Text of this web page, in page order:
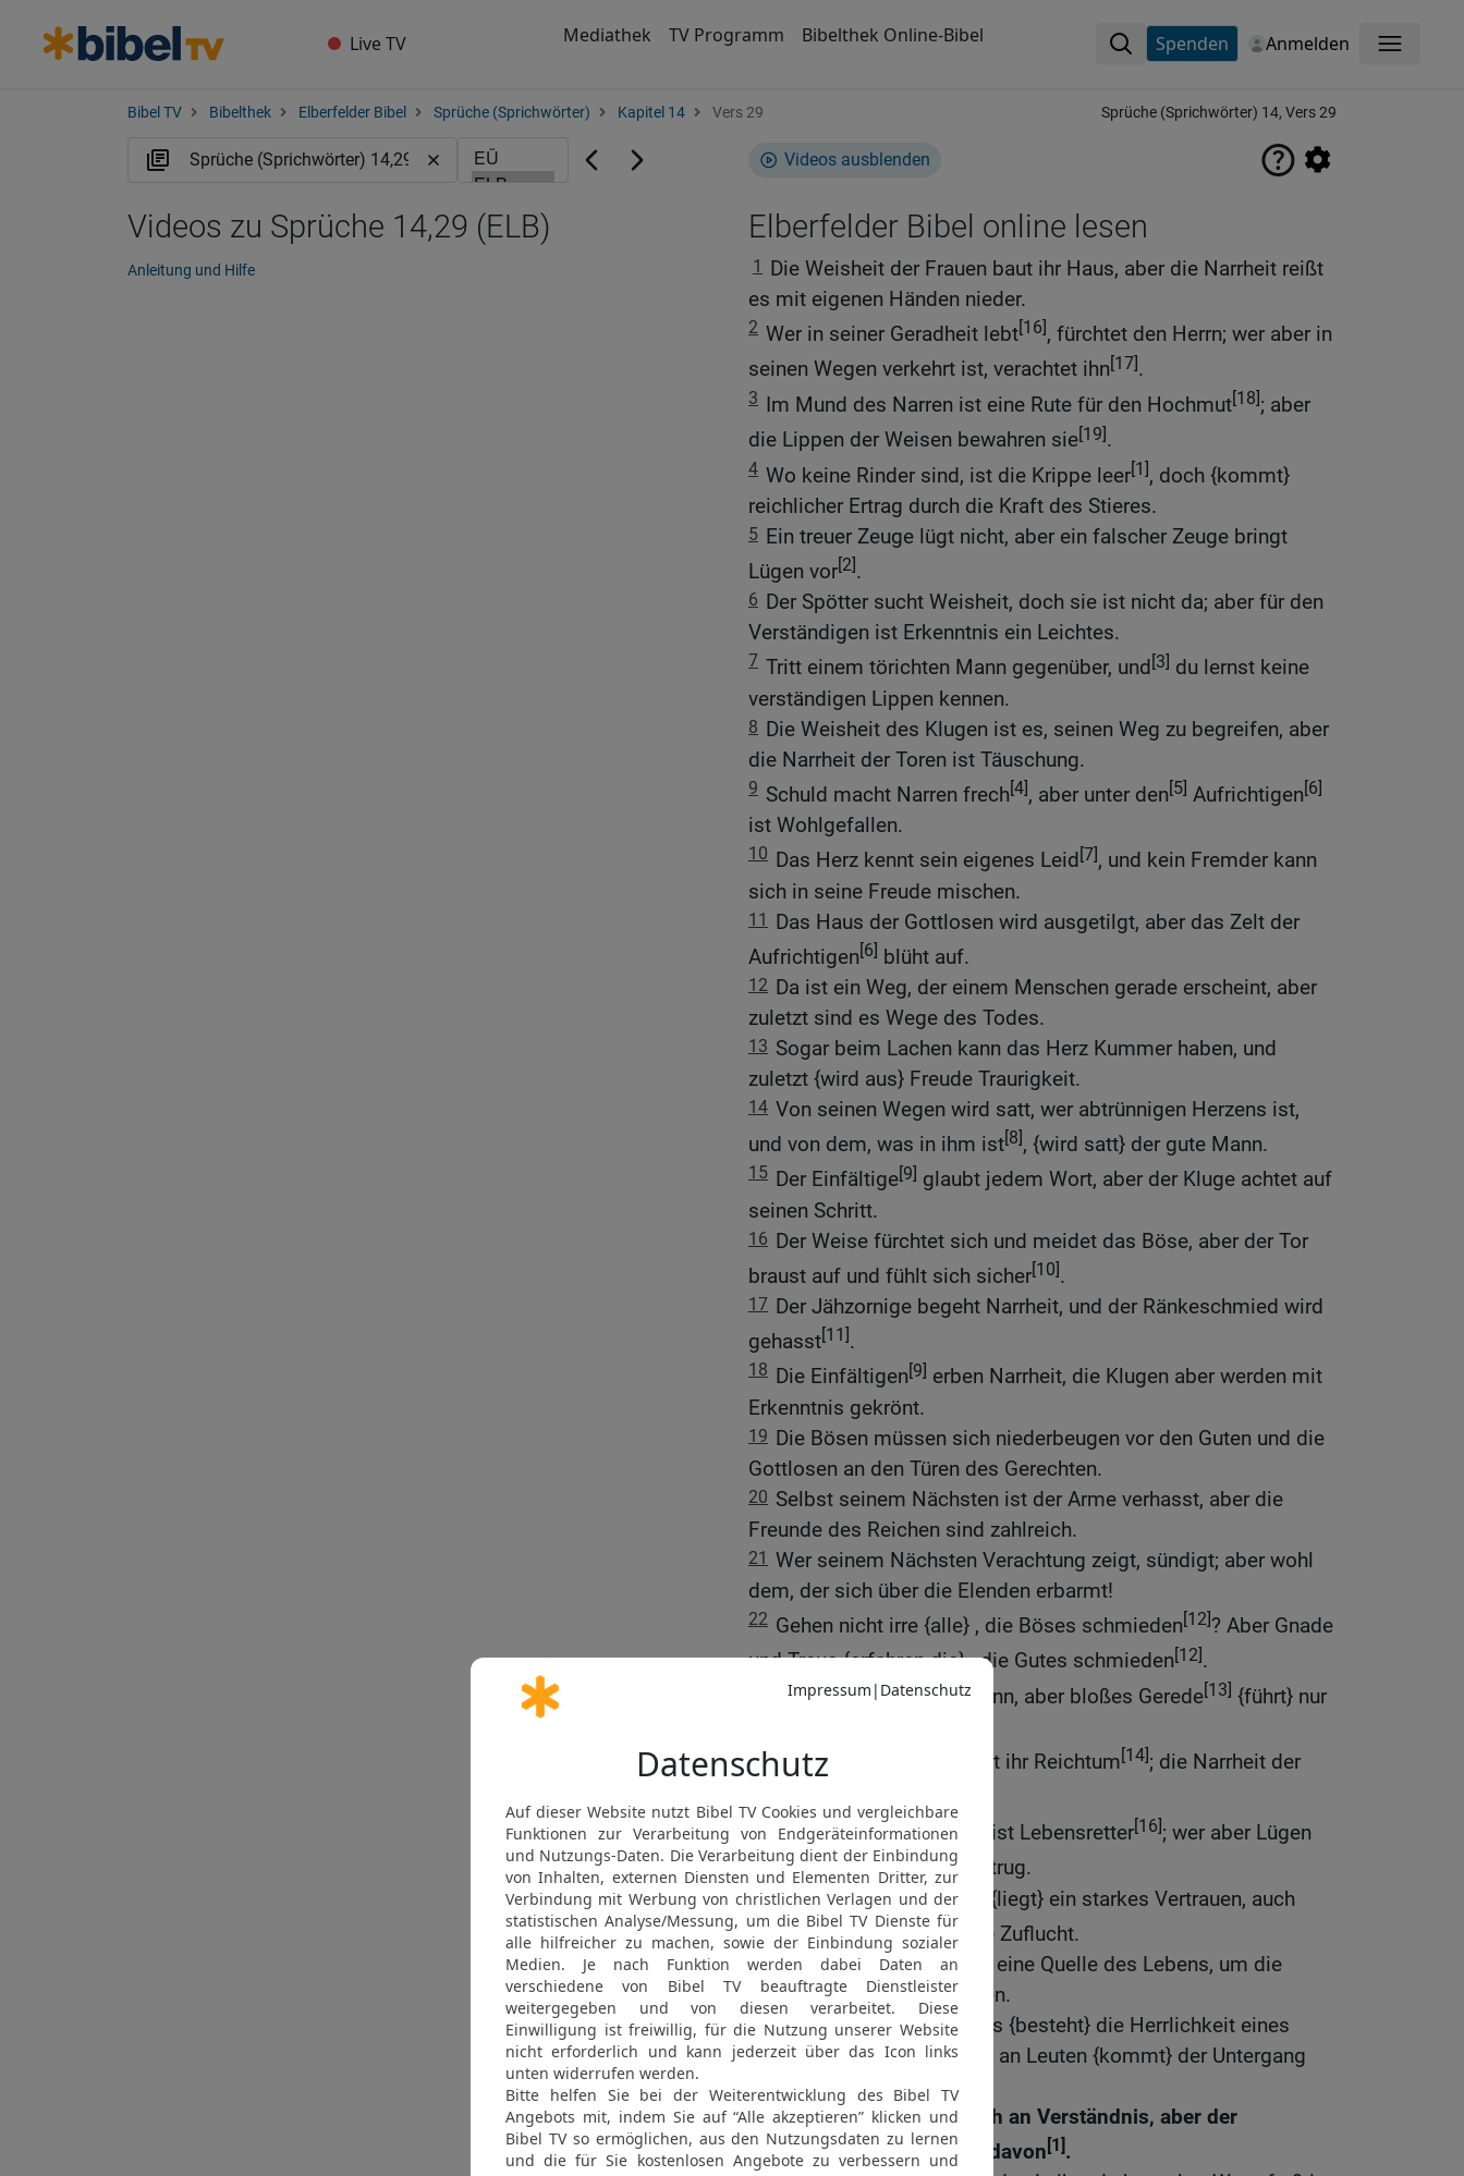
Live TV Mediathek TV Programm Bibelthek Online-Bibel Spenden Anmelden Menü
Bibel TV Bibelthek Elberfelder Bibel Sprüche (Sprichwörter) Kapitel 14 Vers 29 Sprüche (Sprichwörter) 14, Vers 29
Videos ausblenden
Elberfelder Bibel online lesen
1 Die Weisheit der Frauen baut ihr Haus, aber die Narrheit reißt
es mit eigenen Händen nieder.
2 Wer in seiner Geradheit lebt[16], fürchtet den Herrn; wer aber in
seinen Wegen verkehrt ist, verachtet ihn[17].
3 Im Mund des Narren ist eine Rute für den Hochmut[18]; aber
die Lippen der Weisen bewahren sie[19].
4 Wo keine Rinder sind, ist die Krippe leer[1], doch {kommt}
reichlicher Ertrag durch die Kraft des Stieres.
5 Ein treuer Zeuge lügt nicht, aber ein falscher Zeuge bringt
Lügen vor[2].
6 Der Spötter sucht Weisheit, doch sie ist nicht da; aber für den
Verständigen ist Erkenntnis ein Leichtes.
7 Tritt einem törichten Mann gegenüber, und[3] du lernst keine
verständigen Lippen kennen.
8 Die Weisheit des Klugen ist es, seinen Weg zu begreifen, aber
die Narrheit der Toren ist Täuschung.
9 Schuld macht Narren frech[4], aber unter den[5] Aufrichtigen[6]
ist Wohlgefallen.
10 Das Herz kennt sein eigenes Leid[7], und kein Fremder kann
sich in seine Freude mischen.
11 Das Haus der Gottlosen wird ausgetilgt, aber das Zelt der
Aufrichtigen[6] blüht auf.
12 Da ist ein Weg, der einem Menschen gerade erscheint, aber
zuletzt sind es Wege des Todes.
13 Sogar beim Lachen kann das Herz Kummer haben, und
zuletzt {wird aus} Freude Traurigkeit.
14 Von seinen Wegen wird satt, wer abtrünnigen Herzens ist,
und von dem, was in ihm ist[8], {wird satt} der gute Mann.
15 Der Einfältige[9] glaubt jedem Wort, aber der Kluge achtet auf
seinen Schritt.
16 Der Weise fürchtet sich und meidet das Böse, aber der Tor
braust auf und fühlt sich sicher[10].
17 Der Jähzornige begeht Narrheit, und der Ränkeschmied wird
gehasst[11].
18 Die Einfältigen[9] erben Narrheit, die Klugen aber werden mit
Erkenntnis gekrönt.
19 Die Bösen müssen sich niederbeugen vor den Guten und die
Gottlosen an den Türen des Gerechten.
20 Selbst seinem Nächsten ist der Arme verhasst, aber die
Freunde des Reichen sind zahlreich.
21 Wer seinem Nächsten Verachtung zeigt, sündigt; aber wohl
dem, der sich über die Elenden erbarmt!
22 Gehen nicht irre {alle} , die Böses schmieden[12]? Aber Gnade
und Treue {erfahren die} , die Gutes schmieden[12].
Bei jeder Mühe ist Gewinn, aber bloßes Gerede[13] {führt} nur
24 Die Krone der Weisen ist ihr Reichtum[14]; die Narrheit der
25 Ein wahrhaftiger Zeuge ist Lebensretter[16]; wer aber Lügen
vorbringt[17], ist {lauter} Betrug.
26 In der Furcht des Herrn {liegt} ein starkes Vertrauen, auch
seine[18]Kinder haben eine Zuflucht.
27 Die Furcht des Herrn ist eine Quelle des Lebens, um die
Fallen des Todes zu meiden.
28 In der Menge des Volkes {besteht} die Herrlichkeit eines
Königs, aber durch Mangel an Leuten {kommt} der Untergang
eines Fürsten.
29 Der Langmütige ist reich an Verständnis, aber der
Jähzornige trägt Narrheit davon [1].
Videos zu Sprüche 14,29 (ELB)
Anleitung und Hilfe